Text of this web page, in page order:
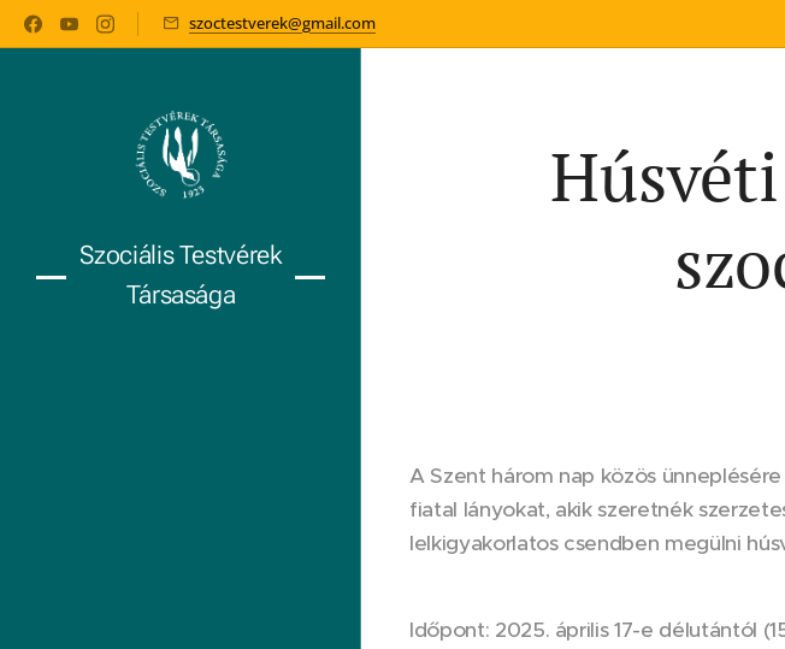
szoctestverek@gmail.com
Szociális Testvérek
Társasága
A Szent három nap közös
fiatal lányokat, akik szeretnék
lelkigyakorlatos csendben megülni
Időpont: 2025. április 17-e délutántól